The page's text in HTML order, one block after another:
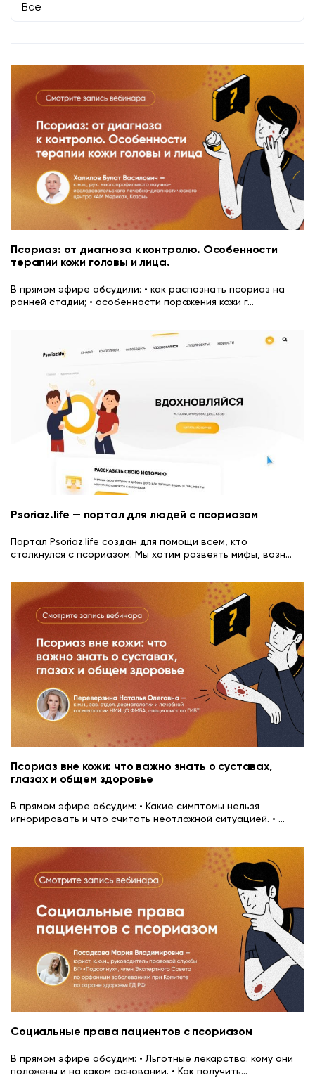
Все
Псориаз: от диагноза к контролю. Особенности
терапии кожи головы и лица.
В прямом эфире обсудили: • как распознать псориаз на
ранней стадии; • особенности поражения кожи г...
Psoriaz.life — портал для людей с псориазом
Портал Psoriaz.life создан для помощи всем, кто
столкнулся с псориазом. Мы хотим развеять мифы, возн...
Псориаз вне кожи: что важно знать о суставах,
глазах и общем здоровье
В прямом эфире обсудим: • Какие симптомы нельзя
игнорировать и что считать неотложной ситуацией. • ...
Социальные права пациентов с псориазом
В прямом эфире обсудим: • Льготные лекарства: кому они
положены и на каком основании. • Как получить...